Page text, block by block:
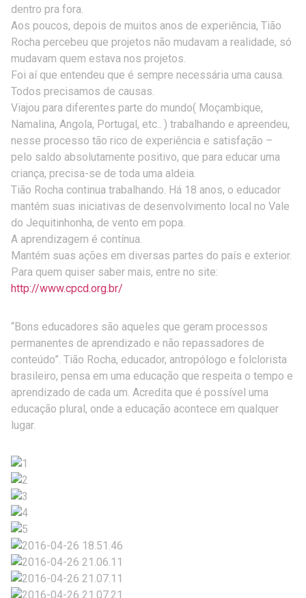
dentro pra fora.
Aos poucos, depois de muitos anos de experiência, Tião
Rocha percebeu que projetos não mudavam a realidade, só
mudavam quem estava nos projetos.
Foi aí que entendeu que é sempre necessária uma causa.
Todos precisamos de causas.
Viajou para diferentes parte do mundo( Moçambique,
Namalina, Angola, Portugal, etc.. ) trabalhando e apreendeu,
nesse processo tão rico de experiência e satisfação –
pelo saldo absolutamente positivo, que para educar uma
criança, precisa-se de toda uma aldeia.
Tião Rocha continua trabalhando. Há 18 anos, o educador
mantém suas iniciativas de desenvolvimento local no Vale
do Jequitinhonha, de vento em popa.
A aprendizagem é contínua.
Mantém suas ações em diversas partes do país e exterior.
Para quem quiser saber mais, entre no site:
http://www.cpcd.org.br/
“Bons educadores são aqueles que geram processos
permanentes de aprendizado e não repassadores de
conteúdo”. Tião Rocha, educador, antropólogo e folclorista
brasileiro, pensa em uma educação que respeita o tempo e
aprendizado de cada um. Acredita que é possível uma
educação plural, onde a educação acontece em qualquer
lugar.